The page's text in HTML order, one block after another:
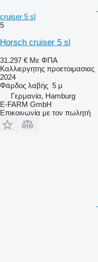
cruiser 5 sl
5
Horsch cruiser 5 sl
31.297 € Με ΦΠΑ
Καλλιεργητης προετοιμασιας
2024
Φάρδος λαβής 5 μ
Γερμανία, Hamburg
E-FARM GmbH
Επικοινωνία με τον πωλητή